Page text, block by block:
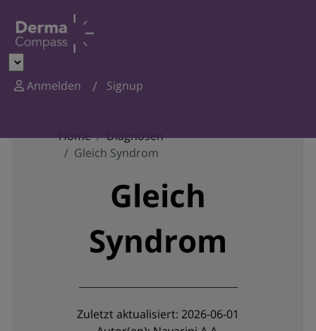
Anmelden Signup
Home
Diagnosen
Gleich Syndrom
Gleich
Syndrom
Zuletzt aktualisiert: 2026-06-01